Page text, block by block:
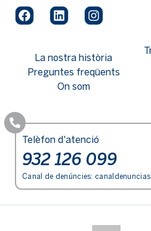
La nostra història
Preguntes freqüents
On som
Telèfon d'atenció
932 126 099
Canal de denúncies: